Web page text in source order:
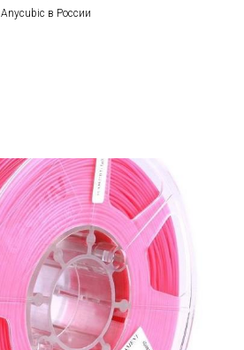
Anycubic в России